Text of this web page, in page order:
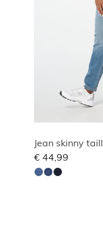
Jean skinny
€ 44,99